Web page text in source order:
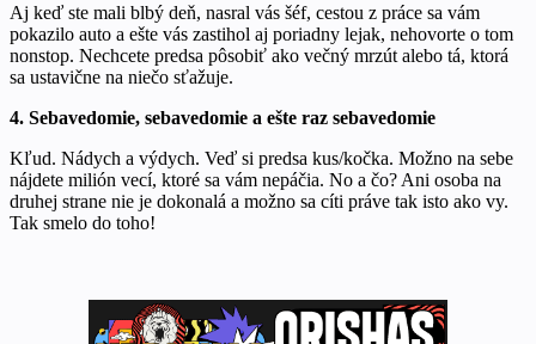
Aj keď ste mali blbý deň, nasral vás šéf, cestou z práce sa vám
pokazilo auto a ešte vás zastihol aj poriadny lejak, nehovorte o tom
nonstop. Nechcete predsa pôsobiť ako večný mrzút alebo tá, ktorá
sa ustavične na niečo sťažuje.
4. Sebavedomie, sebavedomie a ešte raz sebavedomie
Kľud. Nádych a výdych. Veď si predsa kus/kočka. Možno na sebe
nájdete milión vecí, ktoré sa vám nepáčia. No a čo? Ani osoba na
druhej strane nie je dokonalá a možno sa cíti práve tak isto ako vy.
Tak smelo do toho!